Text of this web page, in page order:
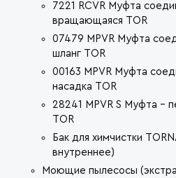
7221 RCVR Муфта
вращающаяся TOR
07479 MPVR Муфта
шланг TOR
00163 MPVR Муфта
насадка TOR
28241 MPVR S Муфта -
TOR
Бак для химчистки
внутреннее)
Моющие пылесосы